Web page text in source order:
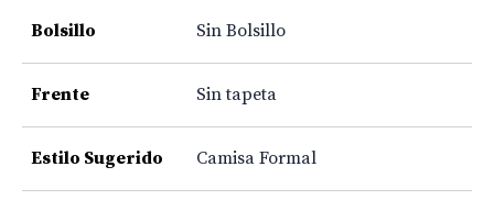
Bolsillo Sin Bolsillo
Frente Sin tapeta
Estilo Sugerido Camisa Formal